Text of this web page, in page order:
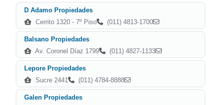
D Adamo Propiedades
Cerrito 1320 - 7º Piso
(011) 4813-1700
Balsano Propiedades
Av. Coronel Díaz 1799
(011) 4827-1133
Lepore Propiedades
Sucre 2441
(011) 4784-8888
Galen Propiedades